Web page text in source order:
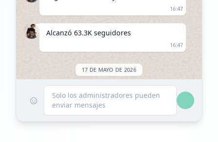
16:47
Alcanzó 63.3K seguidores
16:47
17 DE MAYO DE 2026
Listado en ExploreChannels
18:40
☺
Solo los administradores pueden
enviar mensajes